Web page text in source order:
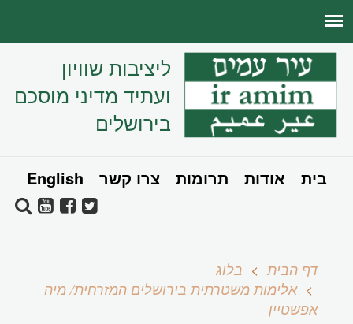
ליציבות שוויון
ועתיד מדיני מוסכם
בירושלים
בית אודות תרומות צרו קשר English
דף הבית
בלוג
אלימות משטרתית בירושלים המזרחית/ מיה
אפשטיין